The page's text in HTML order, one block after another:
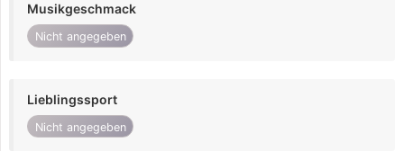
Musikgeschmack
Nicht angegeben
Lieblingssport
Nicht angegeben